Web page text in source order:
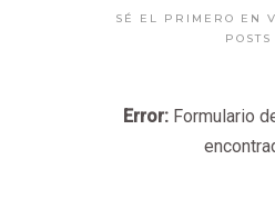
SÉ EL PRIMERO EN
POSTS
Error: Formulario